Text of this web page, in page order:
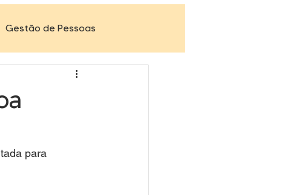
Gestão de Pessoas
Palestras
para